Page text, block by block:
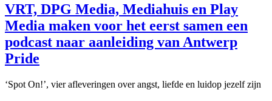
VRT, DPG Media, Mediahuis en Play
Media maken voor het eerst samen een
podcast naar aanleiding van Antwerp
Pride
‘Spot On!’, vier afleveringen over angst, liefde en luidop jezelf zijn